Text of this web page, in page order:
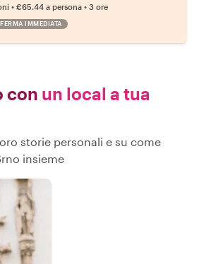
• €65.44 a persona • 3 ore
IMMEDIATA
con un local a tua
storie personali e su come
insieme